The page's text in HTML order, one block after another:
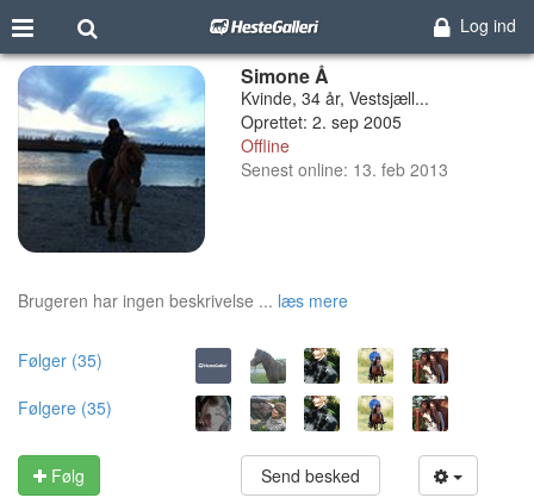
Log ind
Simone Å
Kvinde, 34 år, Vestsjæll...
Oprettet: 2. sep 2005
Offline
Senest online: 13. feb 2013
Brugeren har ingen beskrivelse ... læs mere
Følger (35)
Følgere (35)
Følg Send besked